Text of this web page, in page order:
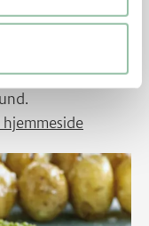
der dør.
65 grader i 15
som bakterier,